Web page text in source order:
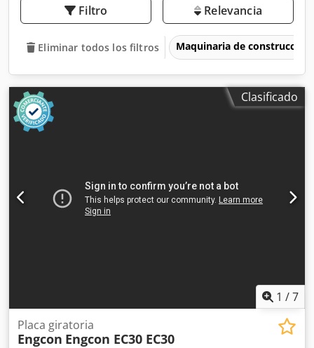
Filtro Relevancia
Eliminar todos los filtros Maquinaria de construcción
Clasificado
1 /7
Placa giratoria
Engcon Engcon EC30 EC30